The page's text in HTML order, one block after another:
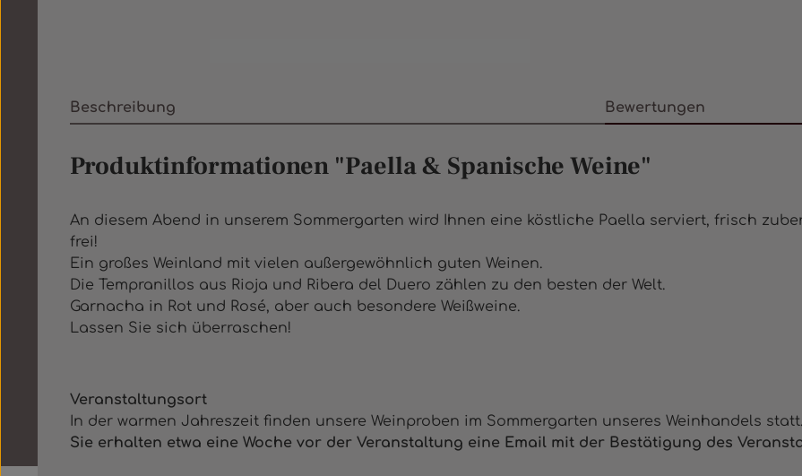
Beschreibung Bewertungen
Produktinformationen "Paella & Spanische Weine"
An diesem Abend in unserem Sommergarten wird Ihnen eine köstliche Paella serviert, frisch
frei!
Ein großes Weinland mit vielen außergewöhnlich guten Weinen.
Die Tempranillos aus Rioja und Ribera del Duero zählen zu den besten der Welt.
Garnacha in Rot und Rosé, aber auch besondere Weißweine.
Lassen Sie sich überraschen!
Veranstaltungsort
In der warmen Jahreszeit finden unsere Weinproben im Sommergarten unseres Weinhandels statt.
Sie erhalten etwa eine Woche vor der Veranstaltung eine Email mit der Bestätigung des